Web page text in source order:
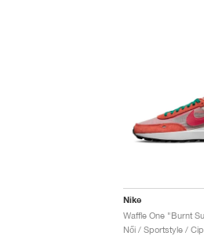
Nike
Női / Sportstyle /